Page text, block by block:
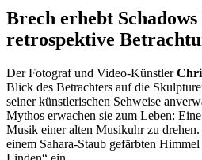
Brech erhebt
retrospektive
Der Fotograf und Video-Künstler
Blick des Betrachters auf die
seiner künstlerischen Sehweise
Mythos erwachen sie zum Leben:
Musik einer alten Musikuhr zu
einem Sahara-Staub gefärbten